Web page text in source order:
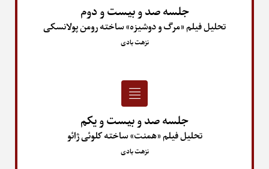
جلسه صد و بیست و دوم
تحلیل فیلم «مرگ و دوشیزه» ساخته رومن پولانسکی
نزهت بادی
جلسه صد و بیست و یکم
تحلیل فیلم «همنت» ساخته کلوئی ژائو
نزهت بادی